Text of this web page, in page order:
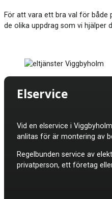
För att vara ett bra val för
de olika uppdrag som vi hjälper
Elservice
Vid en elservice i
anlitas för är montering av
Regelbunden service av
privatperson, ett företag